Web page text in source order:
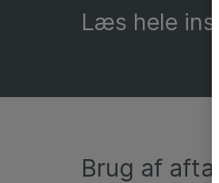
Læs hele
Brug af